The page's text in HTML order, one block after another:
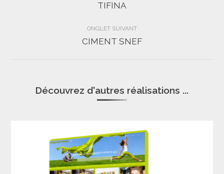
commentaire
Onglet
TIFINA
ONGLET SUIVANT
Projets
CIMENT SNEF
Découvrez d'autres réalisations ...